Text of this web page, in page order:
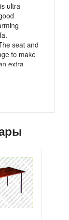
ultra-
seat and
to make
extra
armrest. It
leather
The
into any